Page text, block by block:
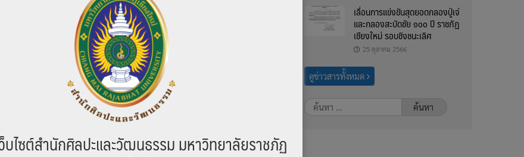
ในประเพณีสงกรานต์ของมหาวิทยาลัยราชภัฏเชียงใหม่ ประจำปี พ.ศ.2559 โดยมี
วงค์ รองอธิการบดีมหาวิทยาลัยราชภัฏเชียงใหม่ เป็นประธานในการประชุม เมื่อวัน
2559 เวลา 15.00 น. ณ ห้องประชุมเื้องสายม่านพระอินทร์ ชั้น 2 อาคารเทพรัตน
ยราชภัฏเชียงใหม่
สวนาทางวิชาการ งานมุทิตาจิตแด่ ศ.อรุณรัตน์
ธรรม จัดการประชุมเตรียมงานเสวนาทางวิชาการ งานมุทิตาจิตแด่ศาสตราจารย์
ยว เมื่อวันที่ 23 กุมภาพันธ์ 2559 ณ ห้องประชุมเล็ก ชั้น 2 อาคารเทพรัตนราชสุดา
เลื่อนการแข่งขันสุดยอดกลองปู่เจ่
และกลองสะบัดชัย ๑๐๐ ปี ราชภัฏ
เชียงใหม่ รอบชิงชนะเลิศ
25 ตุลาคม 2566
ดูข่าวสารทั้งหมด
ค้นหา
สำหรับ:
บไซต์สำนักศิลปะและวัฒนธรรม มหาวิทยาลัยราชภัฏ